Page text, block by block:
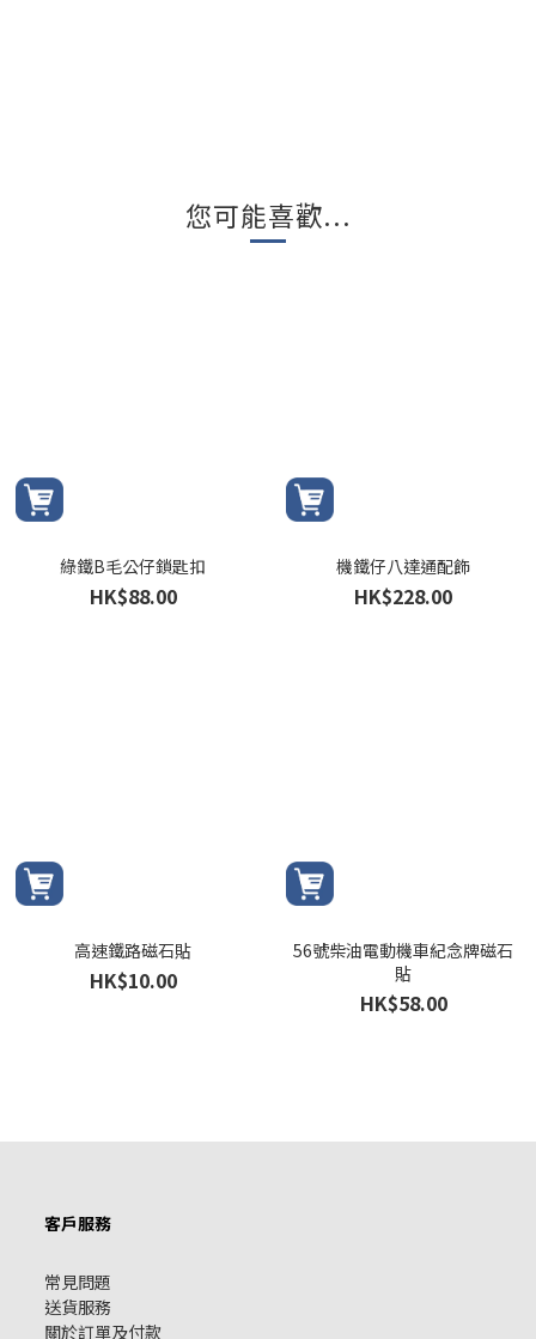
您可能喜歡...
綠鐵B毛公仔鎖匙扣
HK$88.00
機鐵仔八達通配飾
HK$228.00
高速鐵路磁石貼
HK$10.00
56號柴油電動機車紀念牌磁石
貼
HK$58.00
客戶服務
常見問題
送貨服務
關於訂單及付款